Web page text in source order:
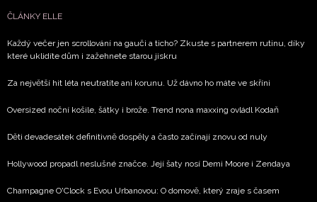
ČLÁNKY ELLE
Každý večer jen scrollování na gauči a ticho? Zkuste s partnerem rutinu, díky
které uklidíte dům i zažehnete starou jiskru
Za největší hit léta neutratíte ani korunu. Už dávno ho máte ve skříni
Oversized noční košile, šátky i brože. Trend nona maxxing ovládl Kodaň
Děti devadesátek definitivně dospěly a často začínají znovu od nuly
Hollywood propadl neslušné značce. Její šaty nosí Demi Moore i Zendaya
Champagne O'Clock s Evou Urbanovou: O domově, který zraje s časem